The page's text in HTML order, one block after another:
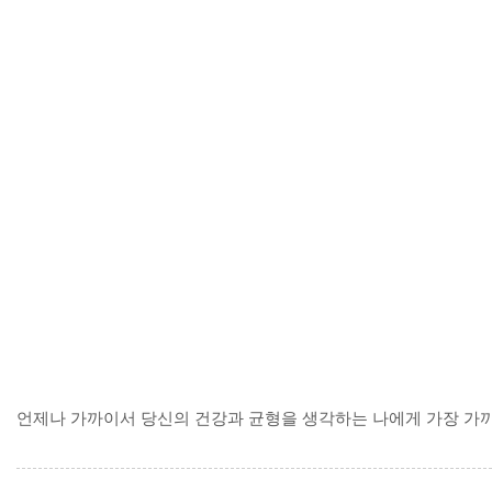
언제나 가까이서 당신의 건강과 균형을 생각하는 나에게 가장 가